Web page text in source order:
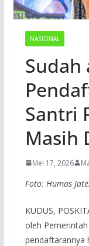
NASIONAL
Sudah
Santri
Masih
Mei 17, 2026
Foto: Humas
KUDUS,
oleh
pendaftarannya